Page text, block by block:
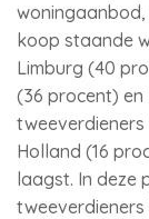
koop staande
Limburg (40
(36 procent)
Holland (16
laagst. In deze
tweeverdieners